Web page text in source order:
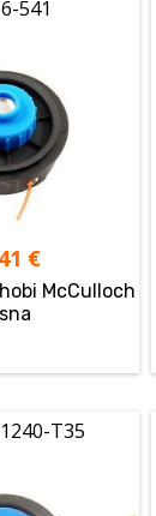
541
€
McCulloch
T35